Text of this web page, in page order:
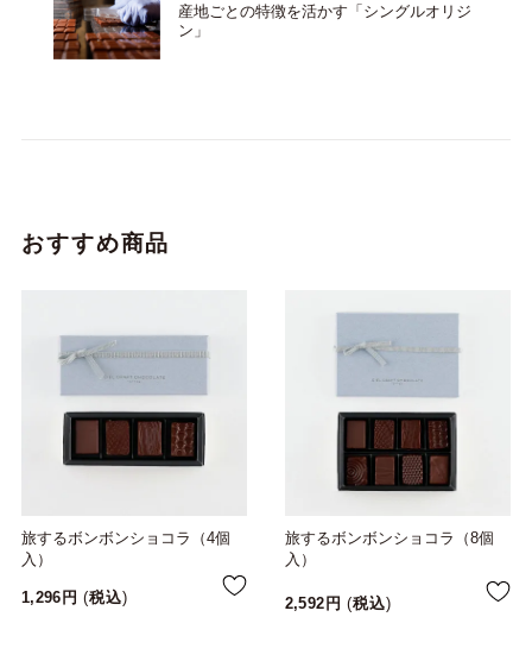
産地ごとの特徴を活かす「シングルオリジ
ン」
おすすめ商品
旅するボンボンショコラ（4個
入）
1,296 税込
旅するボンボンショコラ（8個
入）
2,592 税込